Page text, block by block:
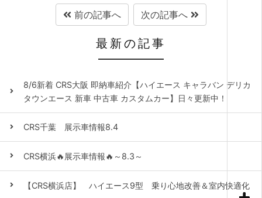
前の記事へ 次の記事へ
最新の記事
8/6新着 CRS大阪 即納車紹介【ハイエース キャラバン デリカ
タウンエース 新車 中古車 カスタムカー】日々更新中！
CRS千葉 展示車情報8.4
CRS横浜🔥展示車情報🔥～8.3～
【CRS横浜店】 ハイエース9型 乗り心地改善＆室内快適化